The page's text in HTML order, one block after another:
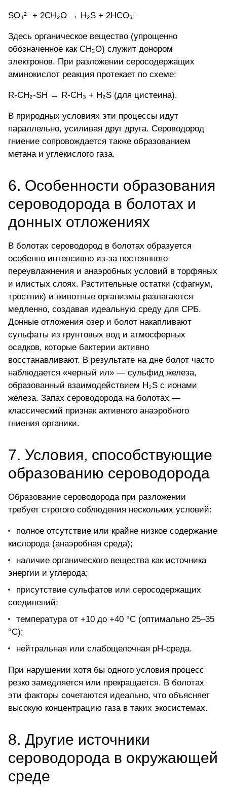
SO₄²⁻ + 2CH₂O → H₂S + 2HCO₃⁻
Здесь органическое вещество (упрощенно
обозначенное как CH₂O) служит донором
электронов. При разложении серосодержащих
аминокислот реакция протекает по схеме:
R-CH₂-SH → R-CH₃ + H₂S (для цистеина).
В природных условиях эти процессы идут
параллельно, усиливая друг друга. Сероводород
гниение сопровождается также образованием
метанаи углекислого газа.
6. Особенности образования
сероводорода в болотах и
донных отложениях
В болотах сероводород в болотах образуется
особенно интенсивно из-за постоянного
переувлажнения и анаэробных условий в торфяных
и илистых слоях. Растительные остатки (сфагнум,
тростник) и животные организмы разлагаются
медленно, создавая идеальную среду для СРБ.
Донные отложения озер и болот накапливают
сульфаты из грунтовых вод и атмосферных
осадков, которые бактерии активно
восстанавливают. В результате на дне болот часто
наблюдается «черный ил» — сульфид железа,
образованный взаимодействием H₂S с ионами
железа. Запах сероводорода на болотах —
классический признак активного анаэробного
гниения органики.
7. Условия, способствующие
образованию сероводорода
Образование сероводорода при разложении
требует строгого соблюдения нескольких условий:
полное отсутствие или крайне низкое содержание
кислорода(анаэробная среда);
наличие органического вещества как источника
энергии и углерода;
присутствие сульфатов или серосодержащих
соединений;
температура от +10 до +40 °C (оптимально 25–35
°C);
нейтральная или слабощелочная pH-среда.
При нарушении хотя бы одного условия процесс
резко замедляется или прекращается. В болотах
эти факторы сочетаются идеально, что объясняет
высокую концентрацию газав таких экосистемах.
8. Другие источники
сероводорода в окружающей
среде